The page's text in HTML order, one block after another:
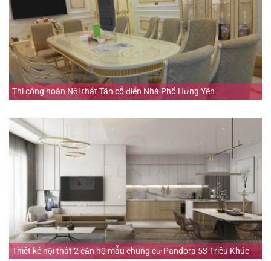
Thi công hoàn Nội thất Tân cổ điển Nhà Phố Hưng Yên
Thiết kế nội thất 2 căn hộ mẫu chung cư Pandora 53 Triều Khúc